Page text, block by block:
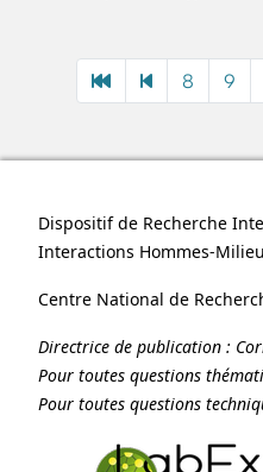
8 9
Dispositif de Recherche
Interactions Hommes-
Centre National de
Directrice de publication :
Pour toutes questions
Pour toutes questions